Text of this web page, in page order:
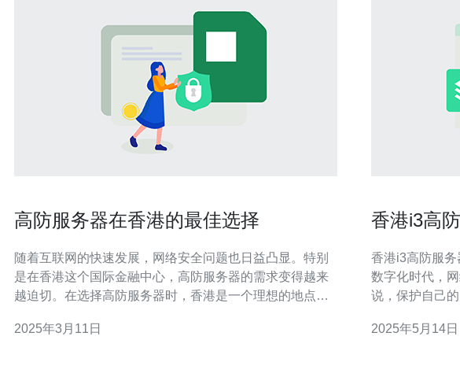
高防服务器在香港的最佳选择
随着互联网的快速发展，网络安全问题也日益凸显。特别
是在香港这个国际金融中心，高防服务器的需求变得越来
越迫切。在选择高防服务器时，香港是一个理想的地点，
律保护。本文将介绍为什么高防服务器在香港是最佳的选
2025年3月11日
香港i3高
香港i3高防服务
数字化时代，
说，保护自己
高防服务器是
2025年5月14日